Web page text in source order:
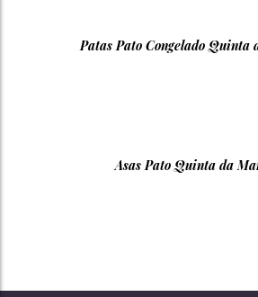
Patas Pato Congelado Quinta
Asas Pato Quinta da